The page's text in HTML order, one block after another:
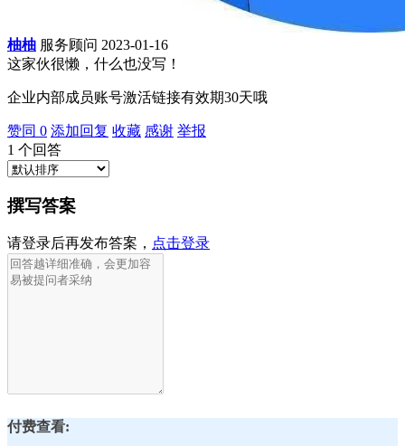
柚柚 服务顾问 2023-01-16
这家伙很懒，什么也没写！
企业内部成员账号激活链接有效期30天哦
赞同 0 添加回复 收藏 感谢 举报
1 个回答
撰写答案
请登录后再发布答案， 点击登录
付费查看: